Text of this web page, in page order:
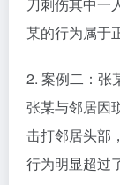
某的行为属于
2. 案例二：张
张某与邻居因
击打邻居头部
行为明显超过